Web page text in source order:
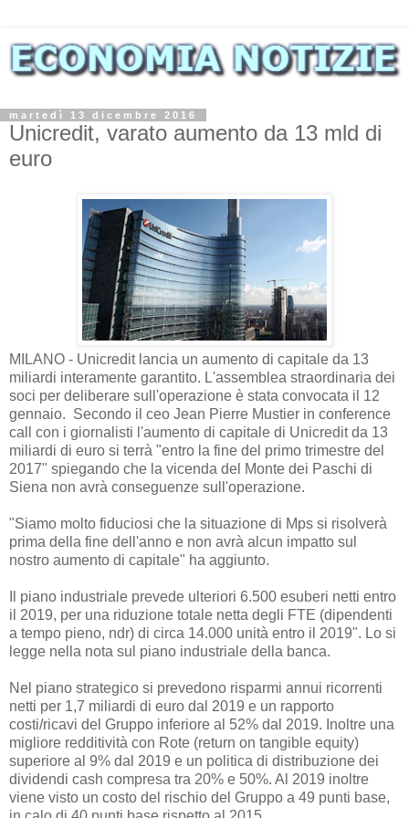
martedì 13 dicembre 2016
Unicredit, varato aumento da 13 mld di
euro
MILANO - Unicredit lancia un aumento di capitale da 13
miliardi interamente garantito. L'assemblea straordinaria dei
soci per deliberare sull'operazione è stata convocata il 12
gennaio. Secondo il ceo Jean Pierre Mustier in conference
call con i giornalisti l'aumento di capitale di Unicredit da 13
miliardi di euro si terrà "entro la fine del primo trimestre del
2017" spiegando che la vicenda del Monte dei Paschi di
Siena non avrà conseguenze sull'operazione.
"Siamo molto fiduciosi che la situazione di Mps si risolverà
prima della fine dell'anno e non avrà alcun impatto sul
nostro aumento di capitale" ha aggiunto.
Il piano industriale prevede ulteriori 6.500 esuberi netti entro
il 2019, per una riduzione totale netta degli FTE (dipendenti
a tempo pieno, ndr) di circa 14.000 unità entro il 2019". Lo si
legge nella nota sul piano industriale della banca.
Nel piano strategico si prevedono risparmi annui ricorrenti
netti per 1,7 miliardi di euro dal 2019 e un rapporto
costi/ricavi del Gruppo inferiore al 52% dal 2019. Inoltre una
migliore redditività con Rote (return on tangible equity)
superiore al 9% dal 2019 e un politica di distribuzione dei
dividendi cash compresa tra 20% e 50%. Al 2019 inoltre
viene visto un costo del rischio del Gruppo a 49 punti base,